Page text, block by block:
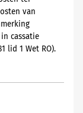
van
cassatie
lid 1 Wet RO).